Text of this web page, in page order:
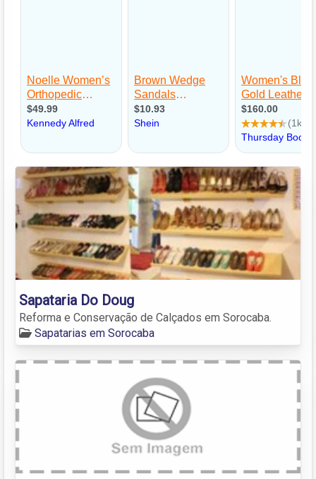
Sapataria Do Doug
Reforma e Conservação de Calçados em Sorocaba.
Sapatarias em Sorocaba